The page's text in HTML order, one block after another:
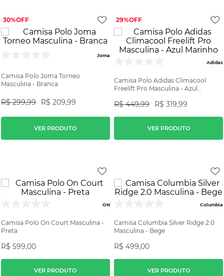
30%
Joma
Camisa Polo Joma Torneo
Masculina - Branca
R$ 299,99 R$ 209,99
VER PRODUTO
29%
Adidas
Camisa Polo Adidas Climacool
Freelift Pro Masculina - Azul
R$ 449,99 R$ 319,99
VER PRODUTO
ON
Camisa Polo On Court Masculina -
Preta
R$ 599,00
VER PRODUTO
Columbia
Camisa Columbia Silver Ridge 2.0
Masculina - Bege
R$ 499,00
VER PRODUTO